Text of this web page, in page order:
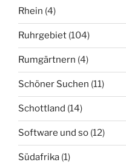
Rhein (4)
Ruhrgebiet (104)
Rumgärtnern (4)
Schöner Suchen (11)
Schottland (14)
Software und so (12)
Südafrika (1)